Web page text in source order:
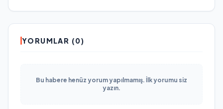
YORUMLAR (0)
Bu habere henüz yorum yapılmamış. İlk yorumu siz
yazın.